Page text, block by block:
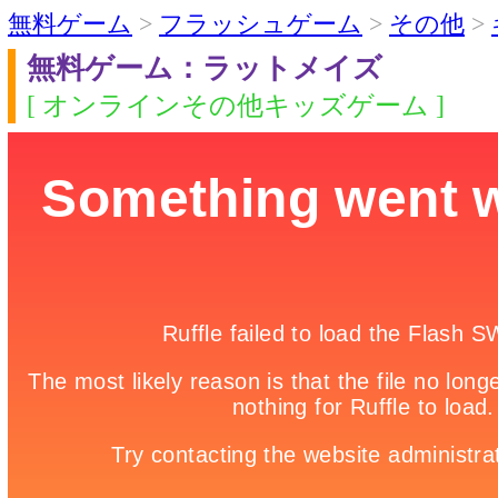
無料ゲーム > フラッシュゲーム > その他 >
無料ゲーム：ラットメイズ
[ オンラインその他キッズゲーム ]